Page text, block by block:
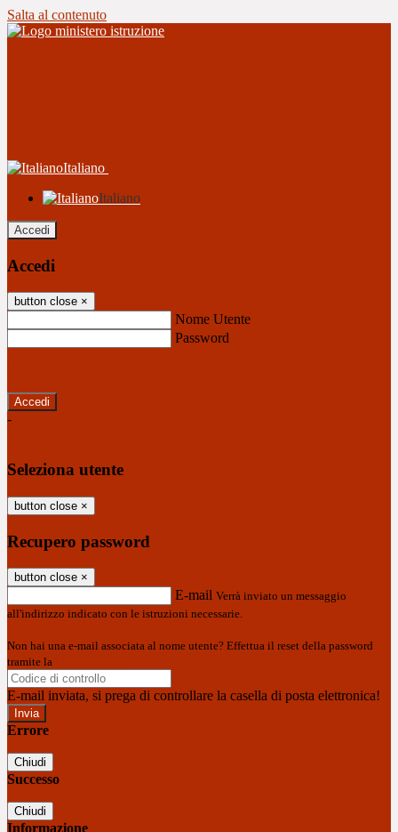
Salta al contenuto
Italiano
Italiano
Accedi
Accedi
button close ×
Nome Utente
Password
-
Seleziona utente
button close ×
Recupero password
button close ×
E-mail Verrà inviato un messaggio
all'indirizzo indicato con le istruzioni necessarie.
Non hai una e-mail associata al nome utente? Effettua il reset della password
tramite la
E-mail inviata, si prega di controllare la casella di posta elettronica!
Errore
Chiudi
Successo
Chiudi
Informazione